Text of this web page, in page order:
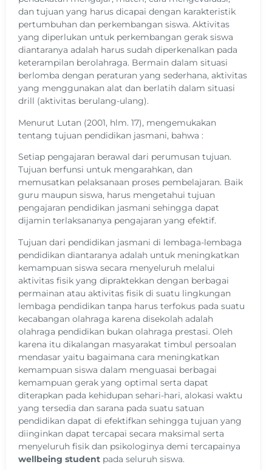
dan tujuan yang harus dicapai dengan karakteristik
pertumbuhan dan perkembangan siswa. Aktivitas
yang diperlukan untuk perkembangan gerak siswa
diantaranya adalah harus sudah diperkenalkan pada
keterampilan berolahraga. Bermain dalam situasi
berlomba dengan peraturan yang sederhana, aktivitas
yang menggunakan alat dan berlatih dalam situasi
drill (aktivitas berulang-ulang).
Menurut Lutan (2001, hlm. 17), mengemukakan
tentang tujuan pendidikan jasmani, bahwa :
Setiap pengajaran berawal dari perumusan tujuan.
Tujuan berfunsi untuk mengarahkan, dan
memusatkan pelaksanaan proses pembelajaran. Baik
guru maupun siswa, harus mengetahui tujuan
pengajaran pendidikan jasmani sehingga dapat
dijamin terlaksananya pengajaran yang efektif.
Tujuan dari pendidikan jasmani di lembaga-lembaga
pendidikan diantaranya adalah untuk meningkatkan
kemampuan siswa secara menyeluruh melalui
aktivitas fisik yang dipraktekkan dengan berbagai
permainan atau aktivitas fisik di suatu lingkungan
lembaga pendidikan tanpa harus terfokus pada suatu
kecabangan olahraga karena disekolah adalah
olahraga pendidikan bukan olahraga prestasi. Oleh
karena itu dikalangan masyarakat timbul persoalan
mendasar yaitu bagaimana cara meningkatkan
kemampuan siswa dalam menguasai berbagai
kemampuan gerak yang optimal serta dapat
diterapkan pada kehidupan sehari-hari, alokasi waktu
yang tersedia dan sarana pada suatu satuan
pendidikan dapat di efektifkan sehingga tujuan yang
diinginkan dapat tercapai secara maksimal serta
menyeluruh fisik dan psikologinya demi tercapainya
wellbeing student pada seluruh siswa.